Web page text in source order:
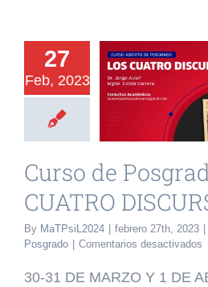
27
Feb, 2023
de
LOS
de Posgrado
Curso de
CUATRO
By MaTPsiL2024 febrero 27th, 2023
Posgrado
Comentarios desactivados
30-31 DE MARZO Y 1 DE